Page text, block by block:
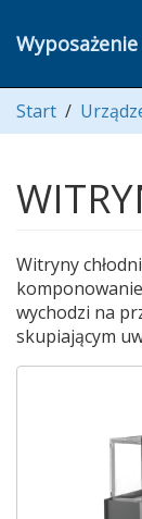
Start /
Witryny
wychodzi na
skupiającym